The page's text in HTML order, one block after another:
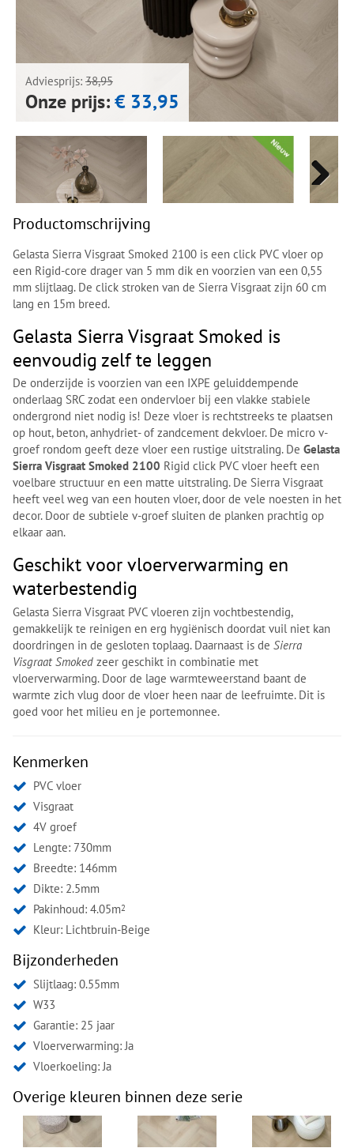
Adviesprijs: 38,95
Onze prijs:€ 33,95
Next
Next
Productomschrijving
Gelasta Sierra Visgraat Smoked 2100 is een click PVC vloer op
een Rigid-core drager van 5 mm dik en voorzien van een 0,55
mm slijtlaag. De click stroken van de Sierra Visgraat zijn 60 cm
lang en 15m breed.
Gelasta Sierra Visgraat Smoked is
eenvoudig zelf te leggen
De onderzijde is voorzien van een IXPE geluiddempende
onderlaag SRC zodat een ondervloer bij een vlakke stabiele
ondergrond niet nodig is! Deze vloer is rechtstreeks te plaatsen
op hout, beton, anhydriet- of zandcement dekvloer. De micro v-
groef rondom geeft deze vloer een rustige uitstraling. De Gelasta
Sierra Visgraat Smoked 2100 Rigid click PVC vloer heeft een
voelbare structuur en een matte uitstraling. De Sierra Visgraat
heeft veel weg van een houten vloer, door de vele noesten in het
decor. Door de subtiele v-groef sluiten de planken prachtig op
elkaar aan.
Geschikt voor vloerverwarming en
waterbestendig
Gelasta Sierra Visgraat PVC vloeren zijn vochtbestendig,
gemakkelijk te reinigen en erg hygiënisch doordat vuil niet kan
doordringen in de gesloten toplaag. Daarnaast is de Sierra
Visgraat Smoked zeer geschikt in combinatie met
vloerverwarming. Door de lage warmteweerstand baant de
warmte zich vlug door de vloer heen naar de leefruimte. Dit is
goed voor het milieu en je portemonnee.
Kenmerken
PVC vloer
Visgraat
4V groef
Lengte: 730mm
Breedte: 146mm
Dikte: 2.5mm
Pakinhoud: 4.05m2
Kleur: Lichtbruin-Beige
Bijzonderheden
Slijtlaag: 0.55mm
W33
Garantie: 25 jaar
Vloerverwarming: Ja
Vloerkoeling: Ja
Overige kleuren binnen deze serie